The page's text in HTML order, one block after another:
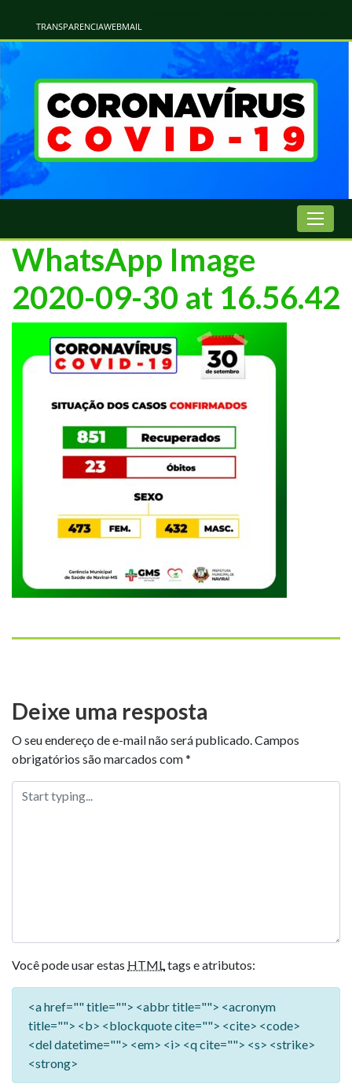
TRANSPARENCIAWEBMAIL
WhatsApp Image
2020-09-30 at 16.56.42
Deixe uma resposta
O seu endereço de e-mail não será publicado.Campos
obrigatórios são marcados com*
Você pode usar estas HTMLtags e atributos:
<a href="" title=""> <abbr title=""> <acronym
title=""> <b> <blockquote cite=""> <cite> <code>
<del datetime=""> <em> <i> <q cite=""> <s> <strike>
<strong>